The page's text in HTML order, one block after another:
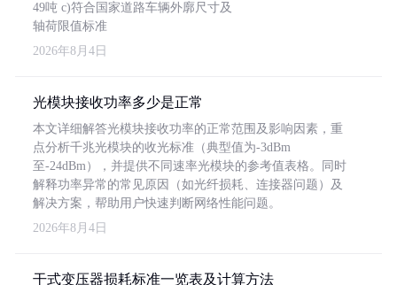
49吨 c)符合国家道路车辆外廓尺寸及
轴荷限值标准
2026年8月4日
光模块接收功率多少是正常
本文详细解答光模块接收功率的正常范围及影响因素，重
点分析千兆光模块的收光标准（典型值为-3dBm
至-24dBm），并提供不同速率光模块的参考值表格。同时
解释功率异常的常见原因（如光纤损耗、连接器问题）及
解决方案，帮助用户快速判断网络性能问题。
2026年8月4日
干式变压器损耗标准一览表及计算方法